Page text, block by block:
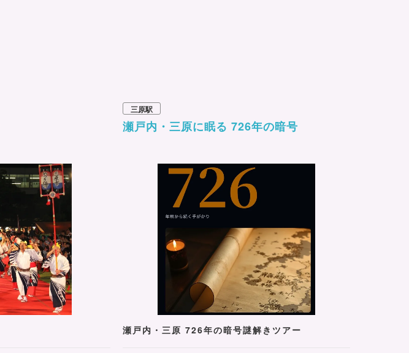
三原駅
瀬戸内・三原に眠る 726年の暗号
瀬戸内・三原 726年の暗号謎解きツアー